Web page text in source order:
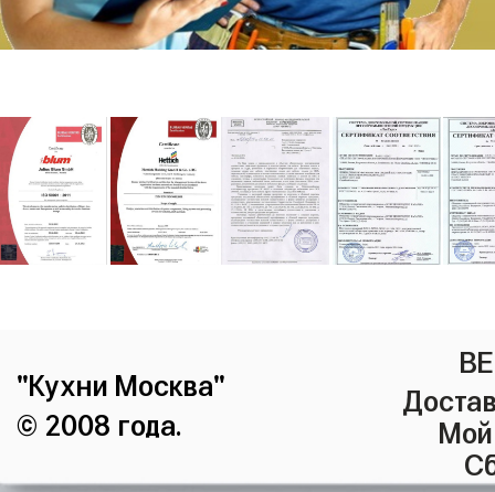
"Кухни Москва"
© 2008 года.